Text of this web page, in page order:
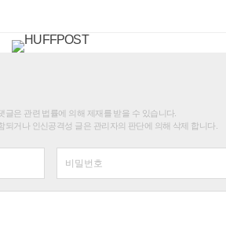
은 관련 법률에 의해 제재를 받을 수 있습니다.
거나 인신공격성 글은 관리자의 판단에 의해 삭제 합니다.